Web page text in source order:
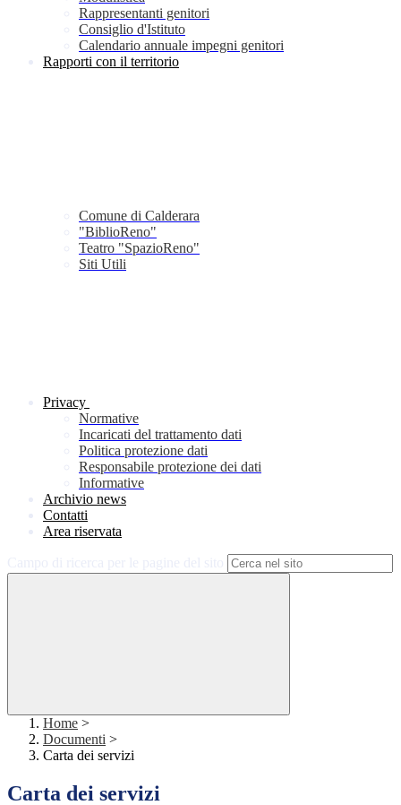
Rappresentanti genitori
Consiglio d'Istituto
Calendario annuale impegni genitori
Rapporti con il territorio
Comune di Calderara
"BiblioReno"
Teatro "SpazioReno"
Siti Utili
Privacy
Normative
Incaricati del trattamento dati
Politica protezione dati
Responsabile protezione dei dati
Informative
Archivio news
Contatti
Area riservata
Home >
Documenti >
Carta dei servizi
Carta dei servizi